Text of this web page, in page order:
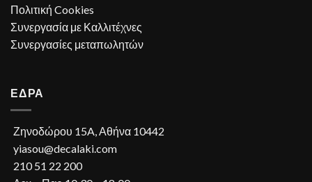
Πολιτική Cookies
Συνεργασία με Καλλιτέχνες
Συνεργασίες μεταπωλητών
ΕΔΡΑ
Ζηνοδώρου 15A, Αθήνα 10442
yiasou@decalaki.com
210 51 22 200